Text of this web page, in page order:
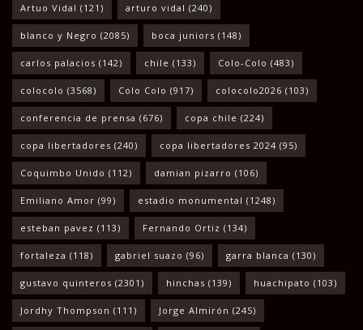
Artuo Vidal (121) arturo vidal (240)
blanco y Negro (2085) boca juniors (148)
carlos palacios (142) chile (133) Colo-Colo (483)
colocolo (3568) Colo Colo (917) colocolo2026 (103)
conferencia de prensa (676) copa chile (224)
copa libertadores (240) copa libertadores 2024 (95)
Coquimbo Unido (112) damian pizarro (106)
Emiliano Amor (99) estadio monumental (1248)
esteban pavez (113) Fernando Ortiz (134)
fortaleza (118) gabriel suazo (96) garra blanca (130)
gustavo quinteros (2301) hinchas (139) huachipato (103)
Jordhy Thompson (111) Jorge Almirón (245)